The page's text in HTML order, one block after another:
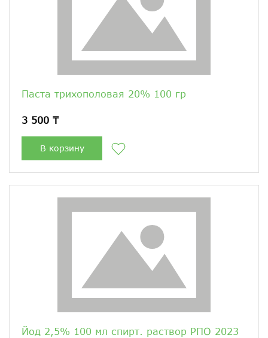
Паста трихополовая 20% 100 гр
3 500 ₸
В корзину
Йод 2,5% 100 мл спирт. раствор РПО 2023